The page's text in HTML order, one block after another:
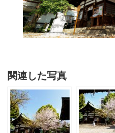
関連した写真